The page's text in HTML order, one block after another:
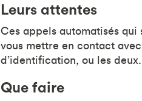
Leurs attentes
Ces appels automatisés
vous mettre en contact
d’identification, ou les deux.
Que faire